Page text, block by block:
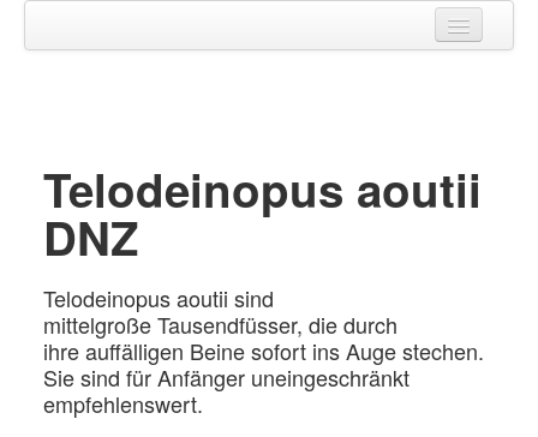
Galerie
Kontakt
Telodeinopus aoutii
DNZ
Telodeinopus aoutii sind
mittelgroße Tausendfüsser, die durch
ihre auffälligen Beine sofort ins Auge stechen.
Sie sind für Anfänger uneingeschränkt
empfehlenswert.